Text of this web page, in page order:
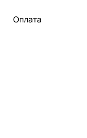
Оплата